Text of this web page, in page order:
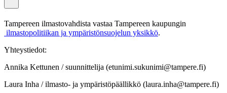
Tampereen ilmastovahdista vastaa Tampereen kaupungin
ilmastopolitiikan ja ympäristönsuojelun yksikkö.
Yhteystiedot:
Annika Kettunen / suunnittelija (etunimi.sukunimi@tampere.fi)
Laura Inha / ilmasto- ja ympäristöpäällikkö (laura.inha@tampere.fi)